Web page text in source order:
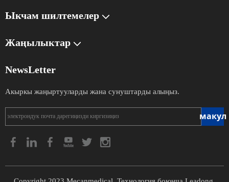
Ыкчам шилтемелер
Жаңылыктар
NewsLetter
Акыркы жаңыртууларды жана сунуштарды алыңыз.
макул